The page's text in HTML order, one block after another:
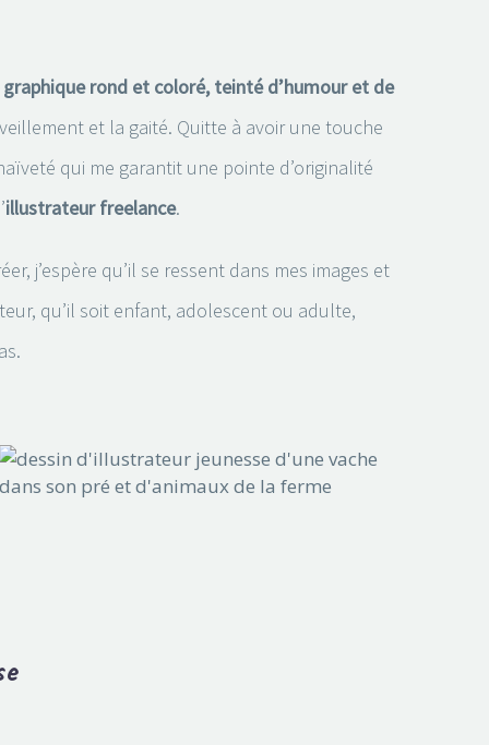
rond et coloré, teinté d’humour et de
et la gaité. Quitte à avoir une touche
qui me garantit une pointe d’originalité
illustrateur freelance.
j’espère qu’il se ressent dans mes images et
qu’il soit enfant, adolescent ou adulte,